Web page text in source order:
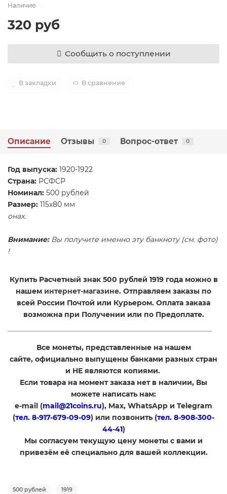
320 руб
Сообщить о поступлении
В закладки В сравнение
Описание Отзывы 0 Вопрос-ответ 0
Год выпуска: 1920-1922
Страна: РСФСР
Номинал: 500 рублей
Размер: 115х80 мм
онах.
Внимание:Вы получите именно эту банкноту (см. фото)
!
Купить Расчетный знак 500 рублей 1919 годаможно в
нашем интернет-магазине. Отправляем заказы по
всей России Почтой или Курьером. Оплата заказа
возможна при Получении или по Предоплате.
Все монеты, представленные на нашем
сайте, официально выпущены банками разных стран
и НЕ являются копиями.
Если товара на момент заказа нет в наличии, Вы
можете написать нам:
e-mail (mail@21coins.ru), Max, WhatsApp и Telegram
(тел. 8-917-679-09-09) или позвонить (тел. 8-908-300-
44-41)
​Мы согласуем текущую цену монеты с вами и
привезём её специально для вашей коллекции.
500 рублей 1919